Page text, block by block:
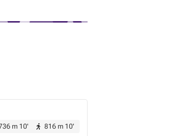
m 10' 816 m 10'